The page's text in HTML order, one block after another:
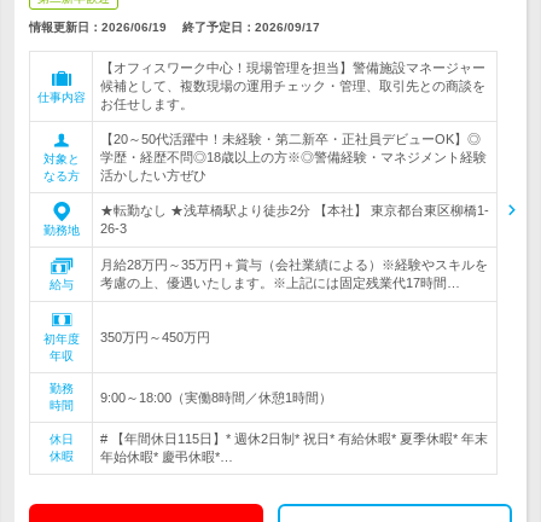
情報更新日：2026/06/19 終了予定日： 2026/09/17
仕事内容
【オフィスワーク中心！現場管理を担当】警備施設マネージャー
候補として、複数現場の運用チェック・管理、取引先との商談を
お任せします。
対象と
なる方
【20～50代活躍中！未経験・第二新卒・正社員デビューOK】◎
学歴・経歴不問◎18歳以上の方※◎警備経験・マネジメント経験
活かしたい方ぜひ
勤務地
★転勤なし ★浅草橋駅より徒歩2分 【本社】 東京都台東区柳橋1-
26-3
給与
月給28万円～35万円＋賞与（会社業績による）※経験やスキルを
考慮の上、優遇いたします。※上記には固定残業代17時間…
初年度
年収
350万円～450万円
勤務
時間
9:00～18:00（実働8時間／休憩1時間）
休日
休暇
# 【年間休日115日】* 週休2日制* 祝日* 有給休暇* 夏季休暇* 年末
年始休暇* 慶弔休暇*…